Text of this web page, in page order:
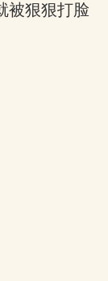
被狠狠打脸